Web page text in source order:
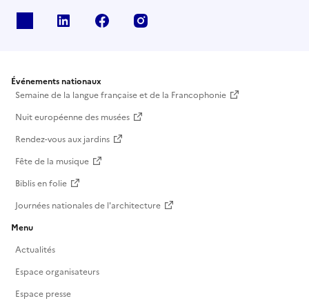
Linkedin Facebook
Événements nationaux
Semaine de la langue française et de la Francophonie
Nuit européenne des musées
Rendez-vous aux jardins
Fête de la musique
Biblis en folie
Journées nationales de l'architecture
Menu
Actualités
Espace organisateurs
Espace presse